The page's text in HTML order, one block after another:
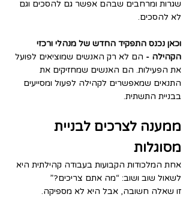
שגרות ומרחבים שבהם אפשר גם להסכים וגם
לא להסכים.
וכאן נכנס התפקיד החדש של מנהלי ורכזי
הקהילה - הם לא רק האנשים שמוציאים לפועל
את הפעילות. הם האנשים שמחזיקים את
התנאים שמאפשרים לקהילה לפעול ומסייעים
בבניית התשתית.
ממענה לצרכים לבניית
מסוגלות
אחת המלכודות הקבועות בעבודה קהילתית היא
לשאול שוב ושוב: “מה אתם צריכים?”
זו שאלה חשובה, אבל היא לא מספיקה.